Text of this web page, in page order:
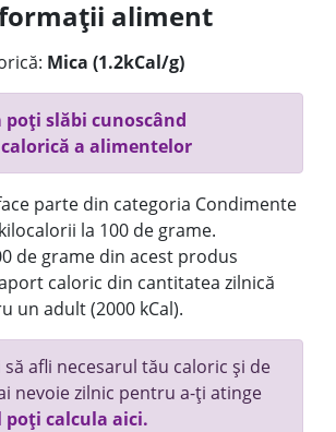
aliment
Mica (1.2kCal/g)
poți slăbi cunoscând
a alimentelor
parte din categoria Condimente
la 100 de grame.
de grame din acest produs
caloric din cantitatea zilnică
un adult (2000 kCal).
să afli necesarul tău caloric și de
nevoie zilnic pentru a-ți atinge
poți calcula aici.